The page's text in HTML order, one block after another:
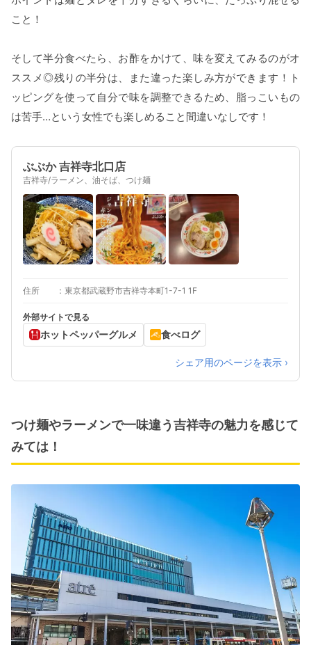
こと！
そして半分食べたら、お酢をかけて、味を変えてみるのがオ
ススメ◎残りの半分は、また違った楽しみ方ができます！ト
ッピングを使って自分で味を調整できるため、脂っこいもの
は苦手…という女性でも楽しめること間違いなしです！
ぶぶか 吉祥寺北口店
吉祥寺/ラーメン、油そば、つけ麺
住所 東京都武蔵野市吉祥寺本町1-7-1 1F
外部サイトで見る
ホットペッパーグルメ 食べログ
シェア用のページを表示 ›
つけ麺やラーメンで一味違う吉祥寺の魅力を感じて
みては！